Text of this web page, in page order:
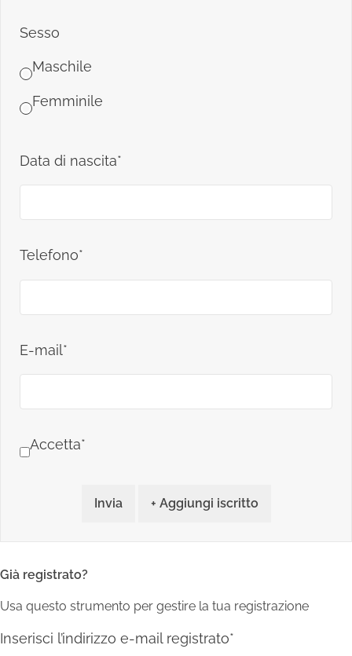
Sesso
Maschile
Femminile
Data di nascita*
Telefono*
E-mail*
Accetta*
Invia + Aggiungi iscritto
Già registrato?
Usa questo strumento per gestire la tua registrazione
Inserisci l’indirizzo e-mail registrato*